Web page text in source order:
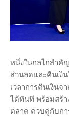
หนึ่งในกลไกสำคั
ส่วนลดและคืนเงิ
เวลาการคืนเงินจ
ได้ทันที พร้อมสร้า
ตลาด ควบคู่กับกา